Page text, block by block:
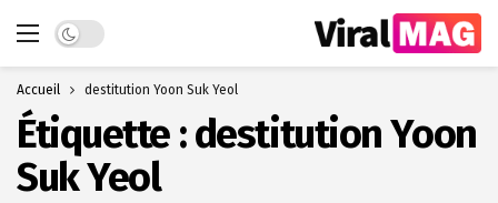
Dark mode
Accueil destitution Yoon Suk Yeol
Étiquette :destitution Yoon
Suk Yeol